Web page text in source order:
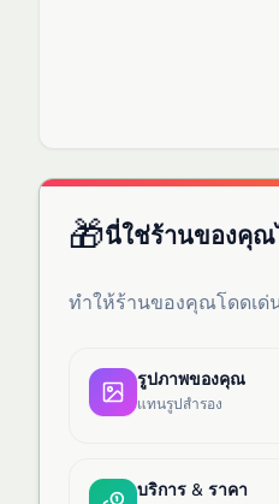
🎁นี่ใช่ร้านของคุณ
ทำให้ร้านของคุณโดดเด่
รูปภาพของคุณ
แทนรูปสำรอง
บริการ & ราคา